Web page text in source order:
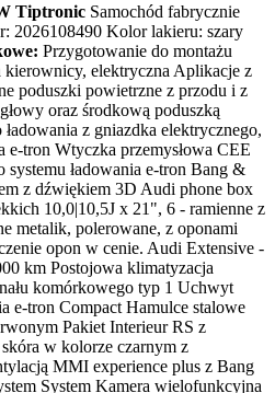
Tiptronic Samochód fabrycznie
2026108490 Kolor lakieru: szary
Przygotowanie do montażu
elektryczna Aplikacje z
poduszki powietrzne z przodu i z
oraz środkową poduszką
z gniazdka elektrycznego,
e-tron Wtyczka przemysłowa CEE
systemu ładowania e-tron Bang &
z dźwiękiem 3D Audi phone box
10,0|10,5J x 21", 6 - ramienne z
metalik, polerowane, z oponami
opon w cenie. Audi Extensive -
km Postojowa klimatyzacja
komórkowego typ 1 Uchwyt
e-tron Compact Hamulce stalowe
Pakiet Interieur RS z
w kolorze czarnym z
MMI experience plus z Bang
System Kamera wielofunkcyjna